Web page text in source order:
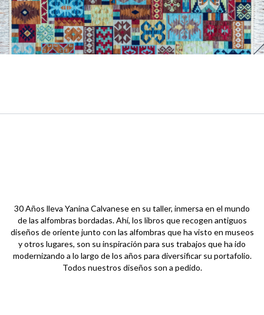
30 Años lleva Yanina Calvanese en su taller, inmersa en el mundo
de las alfombras bordadas. Ahí, los libros que recogen antiguos
diseños de oriente junto con las alfombras que ha visto en museos
y otros lugares, son su inspiración para sus trabajos que ha ido
modernizando a lo largo de los años para diversificar su portafolio.
Todos nuestros diseños son a pedido.